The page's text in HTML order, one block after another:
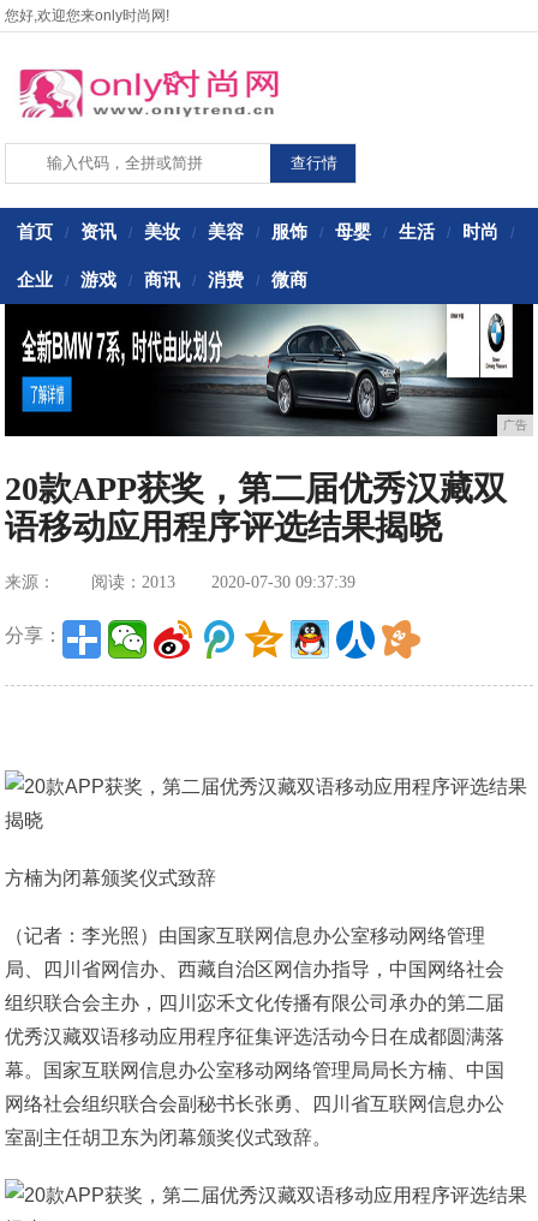
您好,欢迎您来only时尚网!
首页 / 资讯 / 美妆 / 美容 / 服饰 / 母婴 / 生活 / 时尚 /
企业 / 游戏 / 商讯 / 消费 / 微商
广告
20款APP获奖，第二届优秀汉藏双
语移动应用程序评选结果揭晓
来源： 阅读：2013 2020-07-30 09:37:39
分享：
方楠为闭幕颁奖仪式致辞
（记者：李光照）由国家互联网信息办公室移动网络管理
局、四川省网信办、西藏自治区网信办指导，中国网络社会
组织联合会主办，四川宓禾文化传播有限公司承办的第二届
优秀汉藏双语移动应用程序征集评选活动今日在成都圆满落
幕。国家互联网信息办公室移动网络管理局局长方楠、中国
网络社会组织联合会副秘书长张勇、四川省互联网信息办公
室副主任胡卫东为闭幕颁奖仪式致辞。